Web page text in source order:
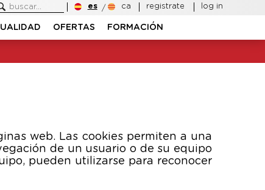
es ca registrate log in
OFERTAS FORMACIÓN
web. Las cookies permiten a una
de un usuario o de su equipo
pueden utilizarse para reconocer